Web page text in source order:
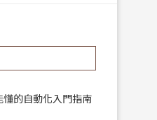
的自動化入門指南